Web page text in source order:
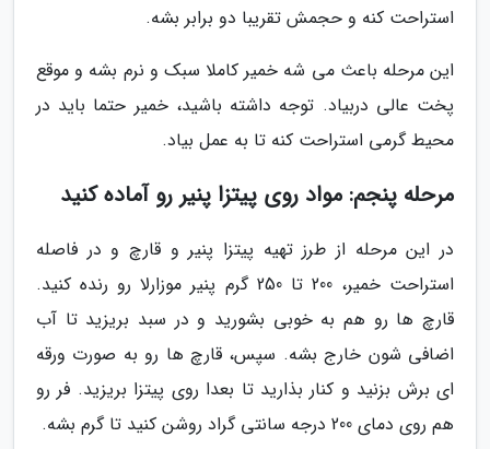
استراحت کنه و حجمش تقریبا دو برابر بشه.
این مرحله باعث می شه خمیر کاملا سبک و نرم بشه و موقع
پخت عالی دربیاد. توجه داشته باشید، خمیر حتما باید در
محیط گرمی استراحت کنه تا به عمل بیاد.
مرحله پنجم: مواد روی پیتزا پنیر رو آماده کنید
در این مرحله از طرز تهیه پیتزا پنیر و قارچ و در فاصله
استراحت خمیر، 200 تا 250 گرم پنیر موزارلا رو رنده کنید.
قارچ ها رو هم به خوبی بشورید و در سبد بریزید تا آب
اضافی شون خارج بشه. سپس، قارچ ها رو به صورت ورقه
ای برش بزنید و کنار بذارید تا بعدا روی پیتزا بریزید. فر رو
هم روی دمای 200 درجه سانتی گراد روشن کنید تا گرم بشه.